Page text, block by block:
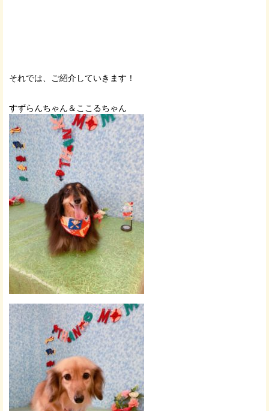
それでは、ご紹介していきます！
すずらんちゃん＆ここるちゃん